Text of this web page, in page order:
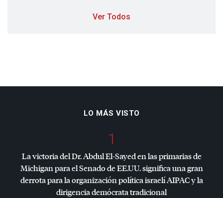
Ver Todos
LO MÁS VISTO
1
La victoria del Dr. Abdul El-Sayed en las primarias de
Michigan para el Senado de EE.UU. significa una gran
derrota para la organización política israelíAIPACy la
dirigencia demócrata tradicional